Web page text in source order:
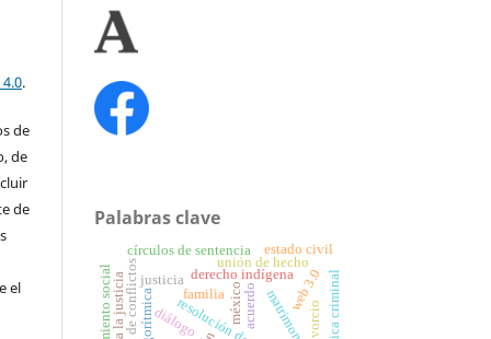
.
de
de
de
el
Palabras clave
acuerdo
justicia
diálogo
derecho indígena
matrimonio
unión de hecho
divorcio
familia
estado civil
círculos de sentencia
política criminal
méxico web 3.0